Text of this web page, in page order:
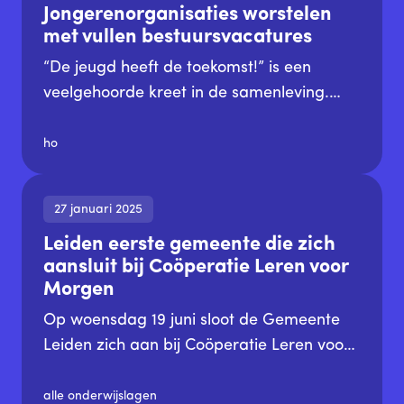
ROC Mondriaan in de prijzen.
Jongerenorganisaties worstelen
met vullen bestuursvacatures
“De jeugd heeft de toekomst!” is een
veelgehoorde kreet in de samenleving.
opgetrommeld om hun stem te laten horen
Protestmarsen, klimaatdemonstraties, op
steeds meer plekken laten jongeren hun
stem horen. Vanuit deze wil om
maatschappelijk betrokken te zijn, zijn er
steeds meer jongerenorganisaties
ontstaan. Echter ontstaan er de laatste
jaren steeds vaker situaties waarin deze
gevuld krijgen. Oorzaken als de
ho
27 januari 2025
Leiden eerste gemeente die zich
aansluit bij Coöperatie Leren voor
Morgen
Op woensdag 19 juni sloot de Gemeente
Leiden zich aan bij Coöperatie Leren voor
Nederland. Op het afscheidssymposium
alle onderwijslagen